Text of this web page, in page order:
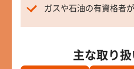
ガスや石油の有資格者
主な取り